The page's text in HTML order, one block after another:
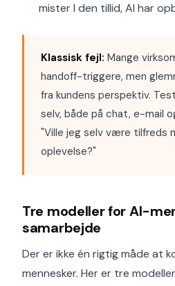
mister I den tillid, AI har
Klassisk fejl: Mange
handoff-triggere, men
fra kundens perspektiv.
selv, både på chat, e-mail
"Ville jeg selv være tilfreds
oplevelse?"
Tre modeller for AI-
samarbejde
Der er ikke én rigtig måde at
mennesker. Her er tre